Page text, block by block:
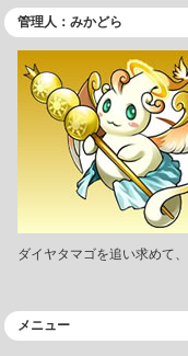
管理人：みかどら
ダイヤタマゴを追い求めて
メニュー